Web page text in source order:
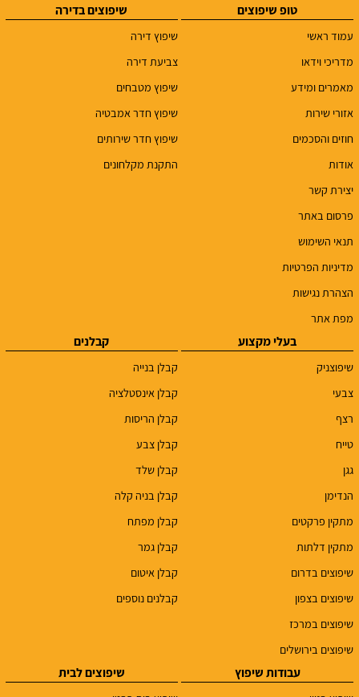
טופ שיפוצים
עמוד ראשי
מדריכי וידאו
מאמרים ומידע
אזורי שירות
חוזים והסכמים
אודות
יצירת קשר
פרסום באתר
תנאי השימוש
מדיניות הפרטיות
הצהרת נגישות
מפת אתר
שיפוצים בדירה
שיפוץ דירה
צביעת דירה
שיפוץ מטבחים
שיפוץ חדר אמבטיה
שיפוץ חדר שירותים
התקנת מקלחונים
בעלי מקצוע
שיפוצניק
צבעי
רצף
טייח
גגן
הנדימן
מתקין פרקטים
מתקין דלתות
שיפוצים בדרום
שיפוצים בצפון
שיפוצים במרכז
שיפוצים בירושלים
קבלנים
קבלן בנייה
קבלן אינסטלציה
קבלן הריסות
קבלן צבע
קבלן שלד
קבלן בניה קלה
קבלן מפתח
קבלן גמר
קבלן איטום
קבלנים נוספים
עבודות שיפוץ שיפוצים לבית